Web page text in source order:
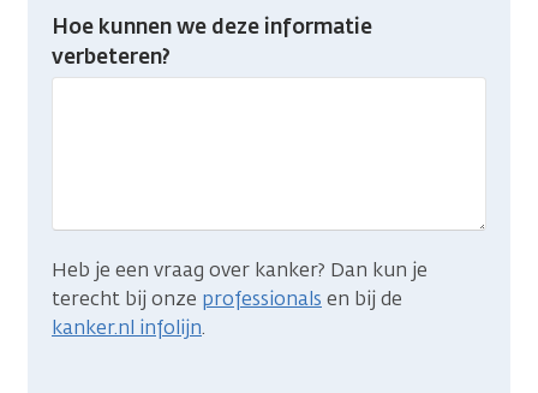
Heb
je
gevonden
Hoe kunnen we deze informatie
verbeteren?
Heb je een vraag over kanker? Dan kun je
terecht bij onze professionals en bij de
kanker.nl infolijn.